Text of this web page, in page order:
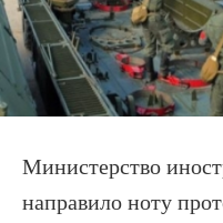
Министерство
направило ноту